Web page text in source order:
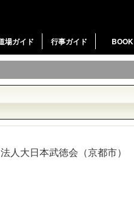
場ガイド 行事ガイド BOOK
大日本武徳会（京都市）